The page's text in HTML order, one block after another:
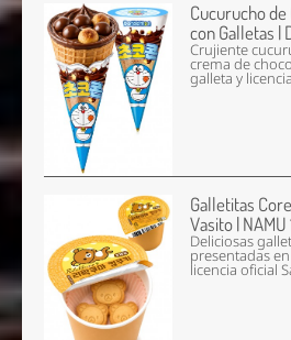
Cucurucho
con Galletas |
Crujiente
crema de
galleta y
Galletitas
Vasito | NAMU
Deliciosas
presentadas
licencia oficial